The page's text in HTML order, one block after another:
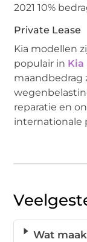
2021 10%
Private Lease
Kia modellen
populair in Kia
maandbedrag
reparatie en
internationale
Wat